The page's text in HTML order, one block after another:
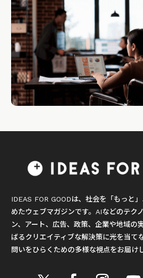
IDEAS FOR GOODは、社会を「もっと
めたウェブマガジンです。AIなどのテク
ン、アート、広告、政策、企業や地域の
ばるクリエイティブな解決策に光を当て
問いをひらくための多様な視点をお届け